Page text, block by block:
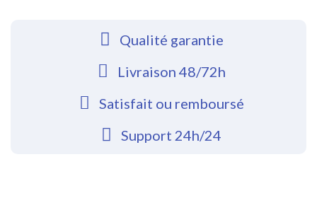
Qualité garantie
Livraison 48/72h
Satisfait ou remboursé
Support 24h/24